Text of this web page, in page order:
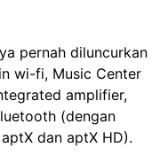
pernah diluncurkan
wi-fi, Music Center
amplifier,
(dengan
dan aptX HD).